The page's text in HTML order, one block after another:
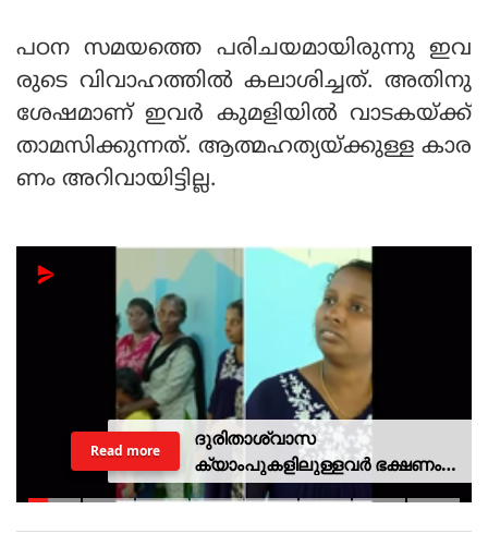
പഠന സമയത്തെ പരിചയമായിരുന്നു ഇവ
രുടെ വിവാഹത്തില്‍ കലാശിച്ചത്. അതിനു
ശേഷമാണ് ഇവര്‍ കുമളിയില്‍ വാടകയ്ക്ക്
താമസിക്കുന്നത്. ആത്മഹത്യയ്ക്കുള്ള കാര
ണം അറിവായിട്ടില്ല.
ദുരിതാശ്വാസ
ക്യാംപുകളിലുള്ളവർ ഭക്ഷണം
കഴിക്കുന്നത് സ്വന്തം കാശ്
Read more